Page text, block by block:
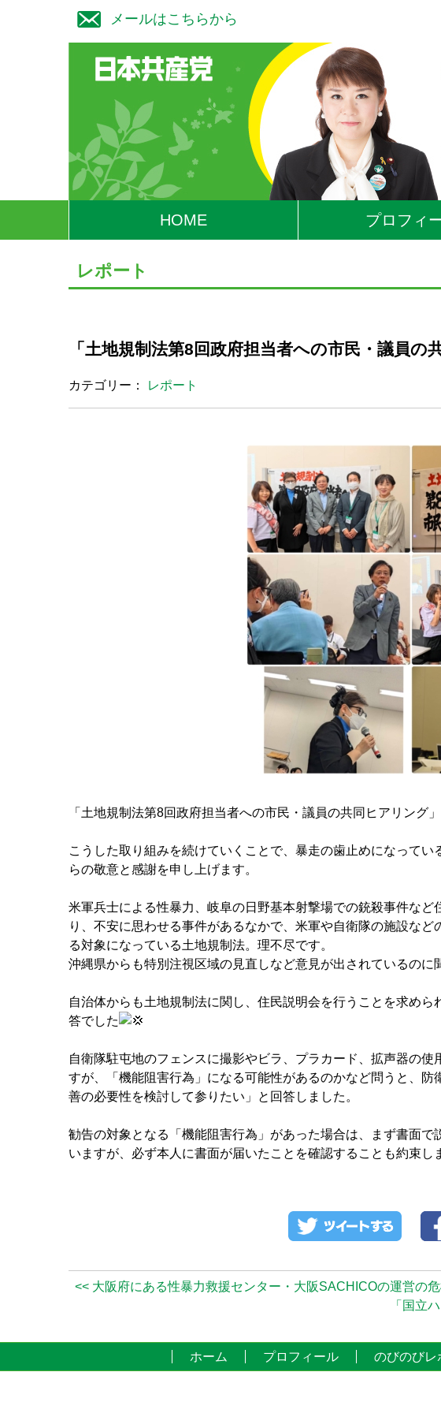
メールはこちらから
HOME プロフィ
レポート
「土地規制法第8回政府担当者への市民・議員の
カテゴリー： レポート
「土地規制法第8回政府担当者への市民・議員の共同ヒアリング
こうした取り組みを続けていくことで、暴走の歯止めになって
らの敬意と感謝を申し上げます。
米軍兵士による性暴力、岐阜の日野基本射撃場での銃殺事件な
り、不安に思わせる事件があるなかで、米軍や自衛隊の施設な
る対象になっている土地規制法。理不尽です。
沖縄県からも特別注視区域の見直しなど意見が出されているのに
自治体からも土地規制法に関し、住民説明会を行うことを求め
答でした
自衛隊駐屯地のフェンスに撮影やビラ、プラカード、拡声器の
すが、「機能阻害行為」になる可能性があるのかなど問うと、
善の必要性を検討して参りたい」と回答しました。
勧告の対象となる「機能阻害行為」があった場合は、まず書面
いますが、必ず本人に書面が届いたことを確認することも約束し
<< 大阪府にある性暴力救援センター・大阪SACHICOの運営の
「国立
ホーム プロフィール のびのびレ